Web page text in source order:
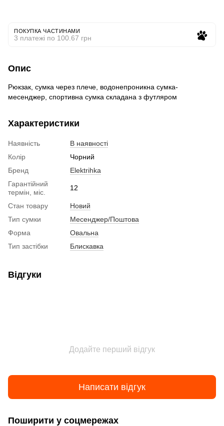
ПОКУПКА ЧАСТИНАМИ
3 платежі по 100.67 грн
Опис
Рюкзак, сумка через плече, водонепроникна сумка-
месенджер, спортивна сумка складана з футляром
Характеристики
Наявність
В наявності
Колір
Чорний
Бренд
Elektrihka
Гарантійний
термін, міс.
12
Стан товару
Новий
Тип сумки
Месенджер/Поштова
Форма
Овальна
Тип застібки
Блискавка
Відгуки
Додайте перший відгук
Написати відгук
Поширити у соцмережах